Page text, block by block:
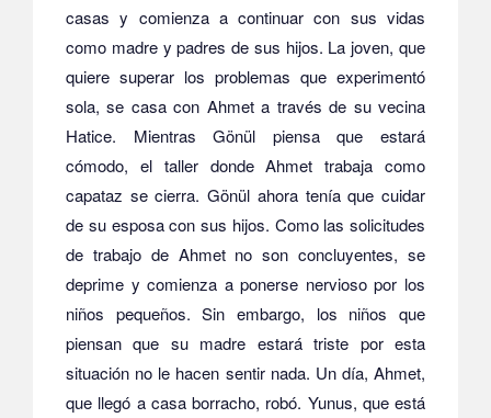
casas y comienza a continuar con sus vidas
como madre y padres de sus hijos. La joven, que
quiere superar los problemas que experimentó
sola, se casa con Ahmet a través de su vecina
Hatice. Mientras Gönül piensa que estará
cómodo, el taller donde Ahmet trabaja como
capataz se cierra. Gönül ahora tenía que cuidar
de su esposa con sus hijos. Como las solicitudes
de trabajo de Ahmet no son concluyentes, se
deprime y comienza a ponerse nervioso por los
niños pequeños. Sin embargo, los niños que
piensan que su madre estará triste por esta
situación no le hacen sentir nada. Un día, Ahmet,
que llegó a casa borracho, robó. Yunus, que está